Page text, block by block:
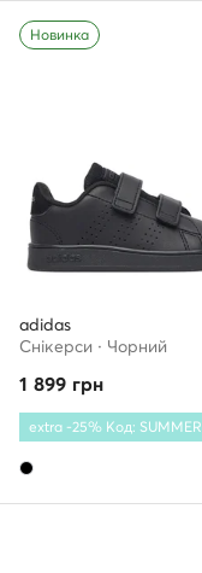
Новинка
adidas
Снікерcи · Чорний
1 899 грн
extra -25% Код: SUMMER